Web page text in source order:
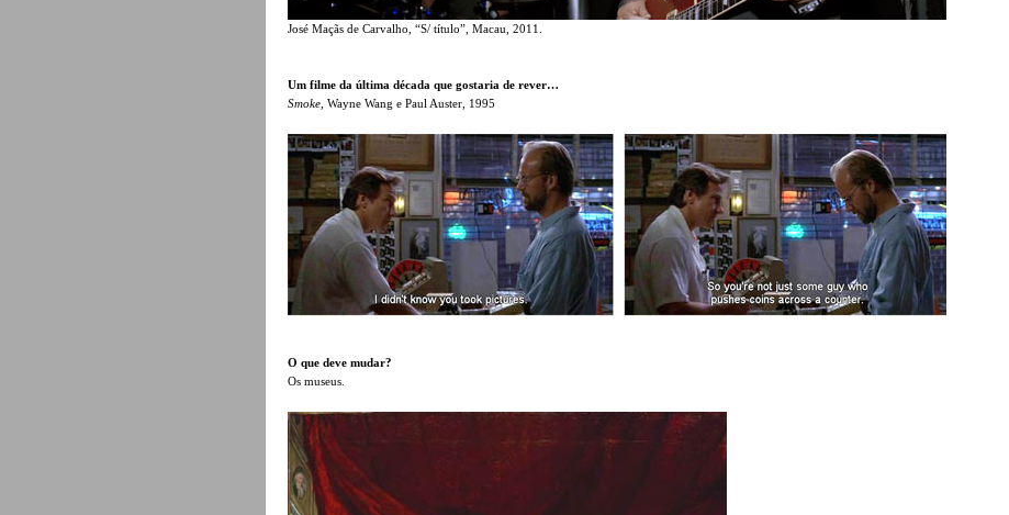
José Maçãs de Carvalho, “S/ título”, Macau, 2011.
Um filme da última década que gostaria de rever…
Smoke , Wayne Wang e Paul Auster, 1995
O que deve mudar?
Os museus.